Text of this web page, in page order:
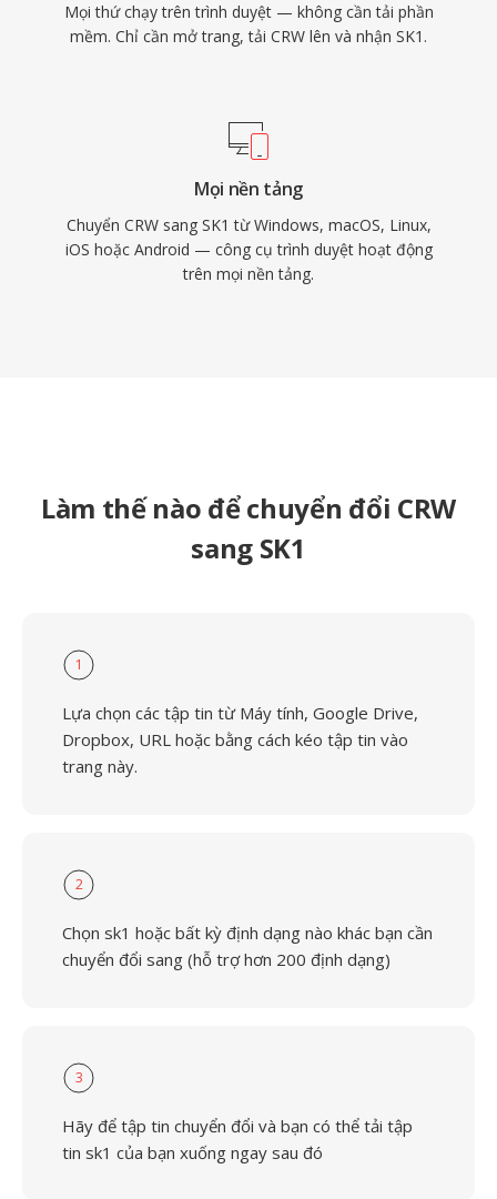
Mọi thứ chạy trên trình duyệt — không cần tải phần
mềm. Chỉ cần mở trang, tải CRW lên và nhận SK1.
Mọi nền tảng
Chuyển CRW sang SK1 từ Windows, macOS, Linux,
iOS hoặc Android — công cụ trình duyệt hoạt động
trên mọi nền tảng.
Làm thế nào để chuyển đổi CRW
sang SK1
1
Lựa chọn các tập tin từ Máy tính, Google Drive,
Dropbox, URL hoặc bằng cách kéo tập tin vào
trang này.
2
Chọn sk1 hoặc bất kỳ định dạng nào khác bạn cần
chuyển đổi sang (hỗ trợ hơn 200 định dạng)
3
Hãy để tập tin chuyển đổi và bạn có thể tải tập
tin sk1 của bạn xuống ngay sau đó